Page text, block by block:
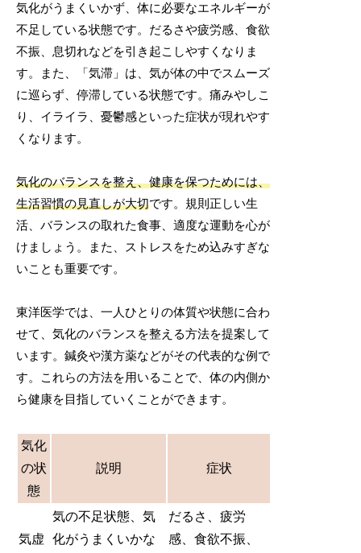
気化がうまくいかず、体に必要なエネルギーが
不足している状態です。だるさや疲労感、食欲
不振、息切れなどを引き起こしやすくなりま
す。また、「気滞」は、気が体の中でスムーズ
に巡らず、停滞している状態です。痛みやしこ
り、イライラ、憂鬱感といった症状が現れやす
くなります。
気化のバランスを整え、健康を保つためには、
生活習慣の見直しが大切です。規則正しい生
活、バランスの取れた食事、適度な運動を心が
けましょう。また、ストレスをため込みすぎな
いことも重要です。
東洋医学では、一人ひとりの体質や状態に合わ
せて、気化のバランスを整える方法を提案して
います。鍼灸や漢方薬などがその代表的な例で
す。これらの方法を用いることで、体の内側か
ら健康を目指していくことができます。
気化
の状
態
説明 症状
気虚
気の不足状態、気
化がうまくいかな
だるさ、疲労
感、食欲不振、